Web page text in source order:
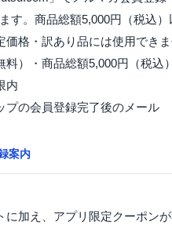
す。商品総額5,000円（税込
格・訳あり品には使用できま
料）・商品総額5,000円（税込
内
プの会員登録完了後のメール
案内
に加え、アプリ限定クーポン